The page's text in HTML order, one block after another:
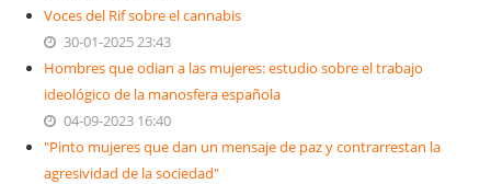
Voces del Rif sobre el cannabis
30-01-2025 23:43
Hombres que odian a las mujeres: estudio sobre el trabajo
ideológico de la manosfera española
04-09-2023 16:40
"Pinto mujeres que dan un mensaje de paz y contrarrestan la
agresividad de la sociedad"